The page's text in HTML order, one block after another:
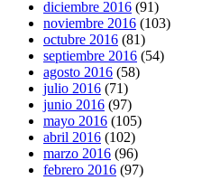
diciembre 2016 (91)
noviembre 2016 (103)
octubre 2016 (81)
septiembre 2016 (54)
agosto 2016 (58)
julio 2016 (71)
junio 2016 (97)
mayo 2016 (105)
abril 2016 (102)
marzo 2016 (96)
febrero 2016 (97)